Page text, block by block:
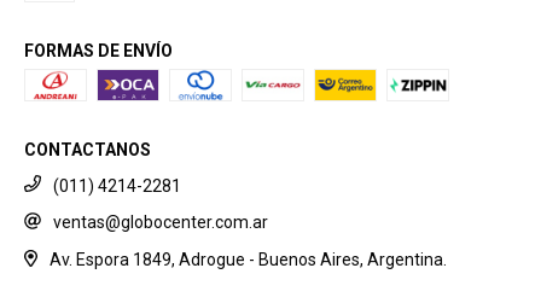
FORMAS DE ENVÍO
CONTACTANOS
(011) 4214-2281
ventas@globocenter.com.ar
Av. Espora 1849, Adrogue - Buenos Aires, Argentina.